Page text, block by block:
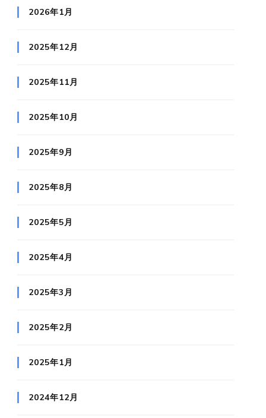
2026年1月
2025年12月
2025年11月
2025年10月
2025年9月
2025年8月
2025年5月
2025年4月
2025年3月
2025年2月
2025年1月
2024年12月